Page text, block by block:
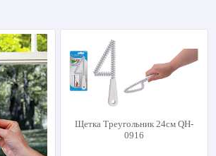
Щетка Треугольник 24см QH-
0916